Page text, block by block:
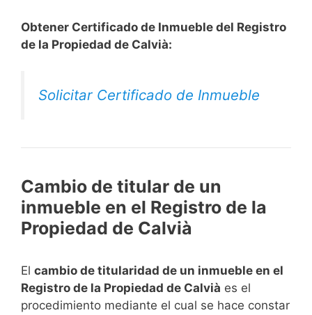
Obtener Certificado de Inmueble del Registro
de la Propiedad de Calvià:
Solicitar Certificado de Inmueble
Cambio de titular de un
inmueble en el Registro de la
Propiedad de Calvià
El cambio de titularidad de un inmueble en el
Registro de la Propiedad de Calvià es el
procedimiento mediante el cual se hace constar